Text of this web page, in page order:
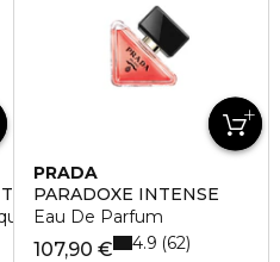
per Tutti i Tipi di Capelli
PRADA
PARADOXE INTENSE
Eau De Parfum
107,90 € 4.9 62